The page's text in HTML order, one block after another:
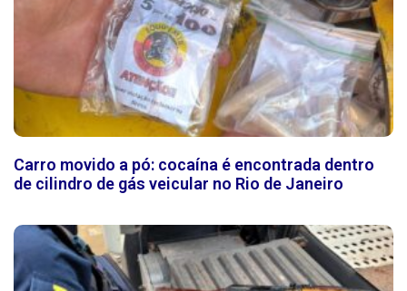
Carro movido a pó: cocaína é encontrada dentro
de cilindro de gás veicular no Rio de Janeiro